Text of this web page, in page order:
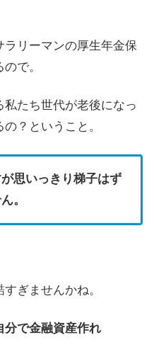
リーマンの厚生年金保
で。
たち世代が老後になっ
？ということ。
思いっきり梯子はず
。
ぎませんかね。
分で金融資産作れ